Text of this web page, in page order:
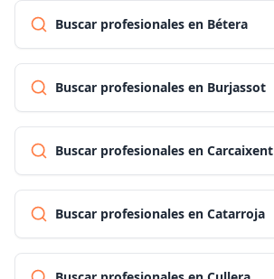
Buscar profesionales en Bétera
Buscar profesionales en Burjassot
Buscar profesionales en Carcaixent
Buscar profesionales en Catarroja